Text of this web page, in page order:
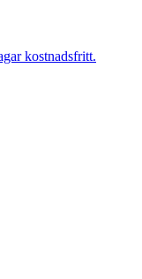
kostnadsfritt.